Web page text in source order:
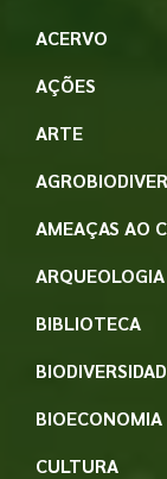
ACERVO
AÇÕES
ARTE
AMEAÇAS AO
BIBLIOTECA
BIOECONOMIA
CULTURA